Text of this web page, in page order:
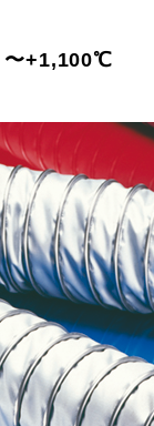
〜+1,100℃